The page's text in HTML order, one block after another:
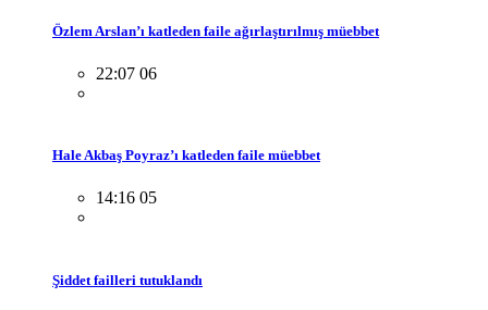
Özlem Arslan’ı katleden faile ağırlaştırılmış müebbet
22:07 06
Hale Akbaş Poyraz’ı katleden faile müebbet
14:16 05
Şiddet failleri tutuklandı